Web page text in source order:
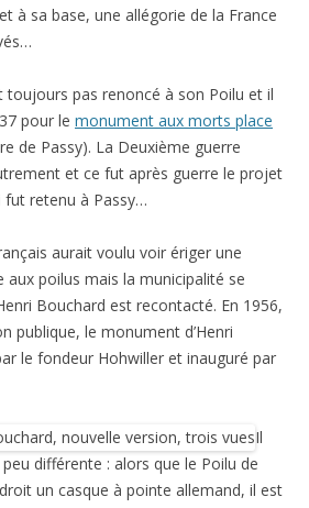
à sa base, une allégorie de la France
toujours pas renoncé à son Poilu et il
pour le monument aux morts place
de Passy). La Deuxième guerre
et ce fut après guerre le projet
fut retenu à Passy…
aurait voulu voir ériger une
poilus mais la municipalité se
Bouchard est recontacté. En 1956,
publique, le monument d’Henri
le fondeur Hohwiller et inauguré par
Il
peu différente : alors que le Poilu de
un casque à pointe allemand, il est